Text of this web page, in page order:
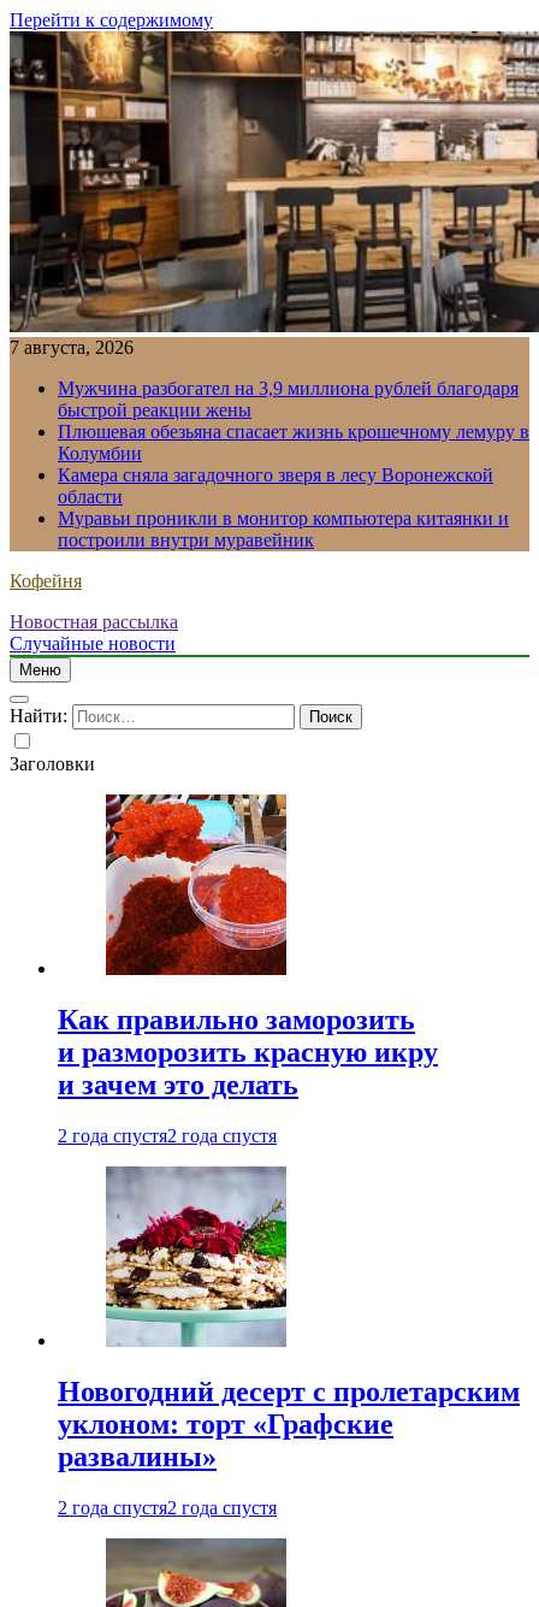
Перейти к содержимому
7 августа, 2026
Мужчина разбогател на 3,9 миллиона рублей благодаря
быстрой реакции жены
Плюшевая обезьяна спасает жизнь крошечному лемуру в
Колумбии
Камера сняла загадочного зверя в лесу Воронежской
области
Муравьи проникли в монитор компьютера китаянки и
построили внутри муравейник
Кофейня
Новостная рассылка
Случайные новости
Меню
Найти:
Заголовки
Как правильно заморозить
и разморозить красную икру
и зачем это делать
2 года спустя2 года спустя
Новогодний десерт с пролетарским
уклоном: торт «Графские
развалины»
2 года спустя2 года спустя